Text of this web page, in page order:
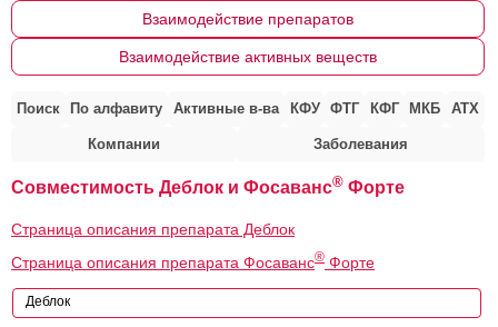
Взаимодействие препаратов
Взаимодействие активных веществ
Поиск По алфавиту Активные в-ва КФУ ФТГ КФГ МКБ АТХ
Компании Заболевания
Совместимость Деблок и Фосаванс® Форте
Страница описания препарата Деблок
Страница описания препарата Фосаванс® Форте